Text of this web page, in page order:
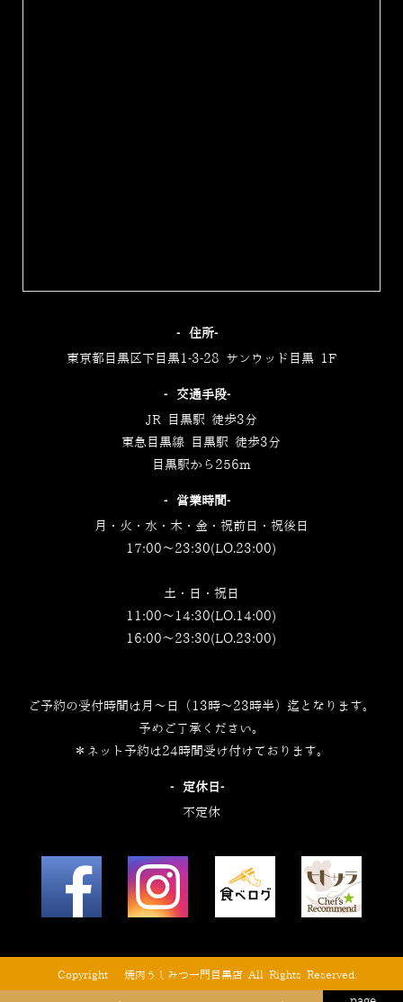
‐住所‐
東京都目黒区下目黒1-3-28 サンウッド目黒 1F
‐交通手段‐
JR 目黒駅 徒歩3分
東急目黒線 目黒駅 徒歩3分
目黒駅から256m
‐営業時間‐
月・火・水・木・金・祝前日・祝後日
17:00～23:30(LO.23:00)
土・日・祝日
11:00～14:30(LO.14:00)
16:00～23:30(LO.23:00)
ご予約の受付時間は月～日（13時～23時半）迄となります。
予めご了承ください。
＊ネット予約は24時間受け付けております。
‐定休日‐
不定休
© Copyright © 焼肉うしみつ一門目黒店 All Rights Reserved.